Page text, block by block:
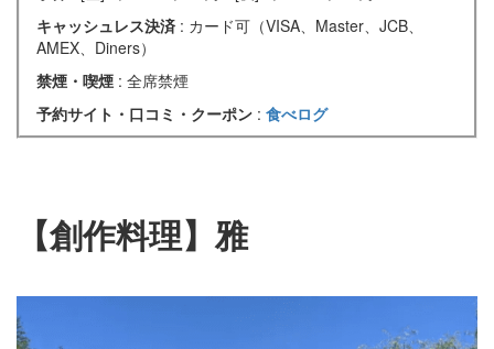
キャッシュレス決済 : カード可（VISA、Master、JCB、
AMEX、Diners）
禁煙・喫煙 : 全席禁煙
予約サイト・口コミ・クーポン : 食べログ
【創作料理】雅